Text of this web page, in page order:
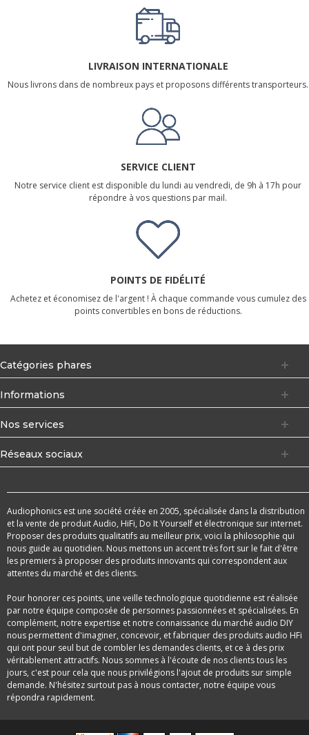
LIVRAISON INTERNATIONALE
Nous livrons dans de nombreux pays et proposons différents transporteurs.
SERVICE CLIENT
Notre service client est disponible du lundi au vendredi, de 9h à 17h pour
répondre à vos questions par mail.
POINTS DE FIDÉLITÉ
Achetez et économisez de l'argent ! À chaque commande vous cumulez des
points convertibles en bons de réductions.
Catégories phares
Informations
Nos services
Réseaux sociaux
Audiophonics est une société créée en 2005, spécialisée dans la distribution
et la vente de produit Audio, HiFi, Do It Yourself et électronique sur internet.
Proposer des produits qualitatifs au meilleur prix, voici la philosophie qui
nous guide au quotidien. Nous mettons un accent très fort sur le fait d'être
les premiers à proposer des produits innovants qui correspondent aux
attentes du marché et des clients.
Pour honorer ces points, une veille technologique quotidienne est réalisée
par notre équipe composée de personnes passionnées et spécialisées. En
complément, notre expertise et notre connaissance du marché audio DIY
nous permettent d'imaginer, concevoir, et fabriquer des produits audio HFi
qui ont pour seul but de combler les demandes clients, et ce à des prix
véritablement attractifs. Nous sommes à l'écoute de nos clients tous les
jours, c'est pour cela que nous privilégions l'ajout de produits sur simple
demande. N'hésitez surtout pas à nous contacter, notre équipe vous
répondra rapidement.